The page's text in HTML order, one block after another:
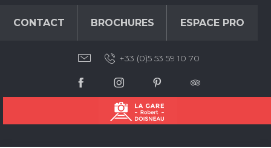
CONTACT BROCHURES ESPACE PRO
+33 (0)5 53 59 10 70